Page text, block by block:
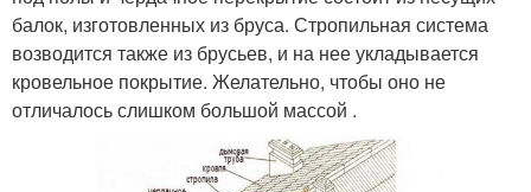
балок, изготовленных из бруса. Стропильная система
возводится также из брусьев, и на нее укладывается
кровельное покрытие. Желательно, чтобы оно не
отличалось слишком большой массой .